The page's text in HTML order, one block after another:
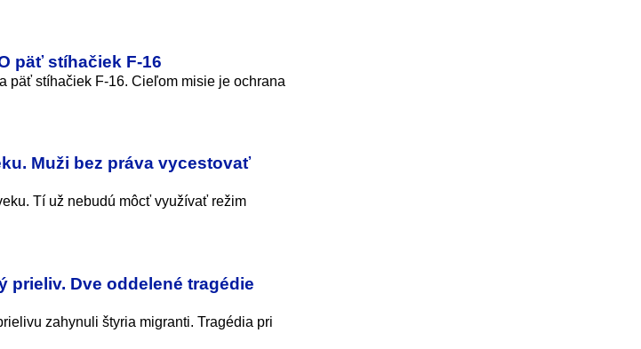
päť stíhačiek F-16
päť stíhačiek F-16. Cieľom misie je ochrana
Muži bez práva vycestovať
Tí už nebudú môcť využívať režim
prieliv. Dve oddelené tragédie
zahynuli štyria migranti. Tragédia pri